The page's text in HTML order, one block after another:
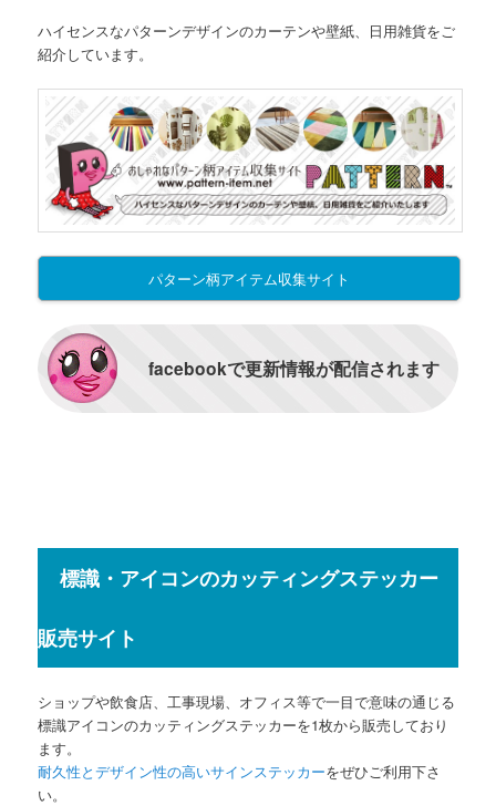
ハイセンスなパターンデザインのカーテンや壁紙、日用雑貨をご
紹介しています。
パターン柄アイテム収集サイト
facebookで更新情報が配信されます
標識・アイコンのカッティングステッカー
販売サイト
ショップや飲食店、工事現場、オフィス等で一目で意味の通じる
標識アイコンのカッティングステッカーを1枚から販売しており
ます。
耐久性とデザイン性の高いサインステッカーをぜひご利用下さ
い。